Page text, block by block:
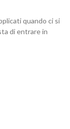
quando ci si
di entrare in